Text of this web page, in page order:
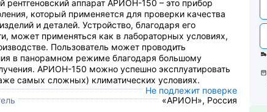
рентгеновский аппарат АРИОН-150 – это прибор
который применяется для проверки качества
и деталей. Устройство, благодаря его
может применяться как в лабораторных условиях,
Пользователь может проводить
в панорамном режиме благодаря большому
АРИОН-150 можно успешно эксплуатировать
самых сложных) климатических условиях.
Не подлежит поверке
«АРИОН», Россия